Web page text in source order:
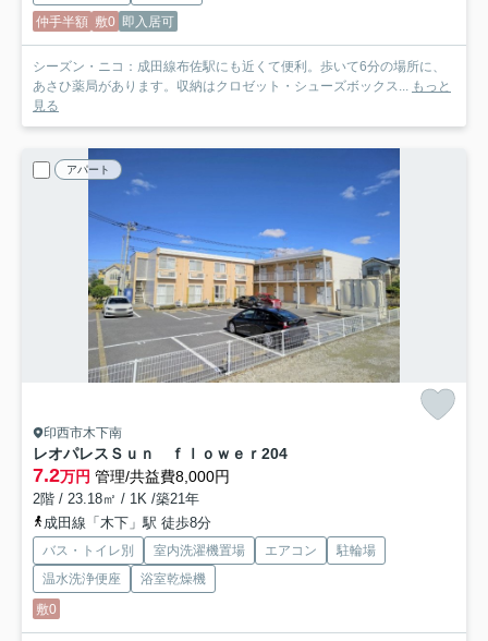
仲手半額 敷0 即入居可
シーズン・ニコ：成田線布佐駅にも近くて便利。歩いて6分の場所に、
あさひ薬局があります。収納はクロゼット・シューズボックス...
もっと
見る
アパート
印西市木下南
レオパレスＳｕｎ ｆｌｏｗｅｒ 204
7.2万円 管理/共益費8,000円
2階 / 23.18㎡ / 1K /築21年
成田線「木下」駅 徒歩8分
バス・トイレ別 室内洗濯機置場 エアコン
駐輪場
温水洗浄便座
浴室乾燥機
敷0